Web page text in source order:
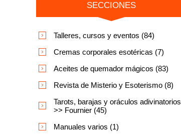
SECCIONES
Talleres, cursos y eventos (84)
Cremas corporales esotéricas (7)
Aceites de quemador mágicos (83)
Revista de Misterio y Esoterismo (8)
Tarots, barajas y oráculos adivinatorios
>> Fournier (45)
Manuales varios (1)